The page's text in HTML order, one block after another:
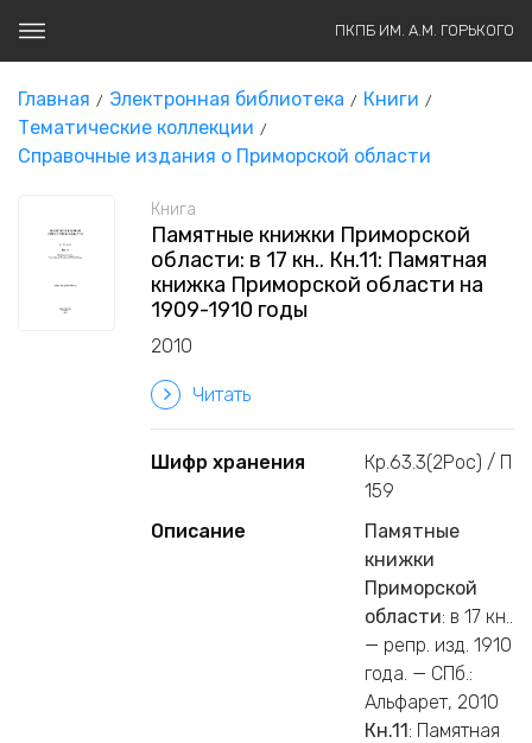
ПКПБ ИМ. А.М. ГОРЬКОГО
Главная Электронная библиотека
Книги
Тематические коллекции
Справочные издания о Приморской области
Книга
Памятные книжки Приморской
области: в 17 кн.. Кн.11: Памятная
книжка Приморской области на
1909-1910 годы
2010
Читать
Шифр хранения
Кр.63.3(2Рос) / П
159
Описание
Памятные
книжки
Приморской
области: в 17 кн..
— репр. изд. 1910
года. — СПб.:
Альфарет, 2010
Кн.11: Памятная